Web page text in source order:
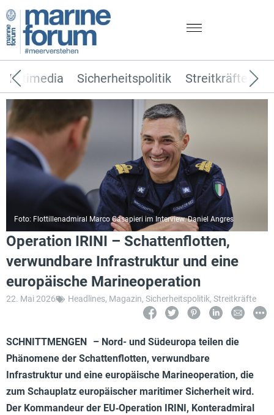
Sicherheitspolitik Streitkräfte
Multimedia
Foto: Flottillenadmiral Marco Casapieri im Interview. Daniel Angres
Operation IRINI – Schattenflotten,
verwundbare Infrastruktur und eine
europäische Marineoperation
22. Mai 2026 Headlines, Magazin, Sicherheitspolitik, Streitkräfte
SCHNITTMENGEN – Nord- und Südeuropa teilen die
Phänomene der Schattenflotten, verwundbare
Infrastruktur und eine europäische Marineoperation, die
zum Schauplatz europäischer maritimer Sicherheit wird.
Der Kommandeur der EU‑Operation IRINI, Konteradmiral